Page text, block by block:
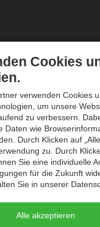
80
Tramino wurde im
2008 von Peter
gegründet. Unser
wird bei
Kunden
eingesetzt und
einheimischen
weiterentwickelt
und
Sie
Mo - Do 09:00-
Sa, So
Cookies
verwenden Cookies
um unsere
zu verbessern.
Daten wie
Durch Klicken auf
zu. Durch
Sie eine individuelle
für die Zukunft
Sie in unserer
Alle akzeptieren